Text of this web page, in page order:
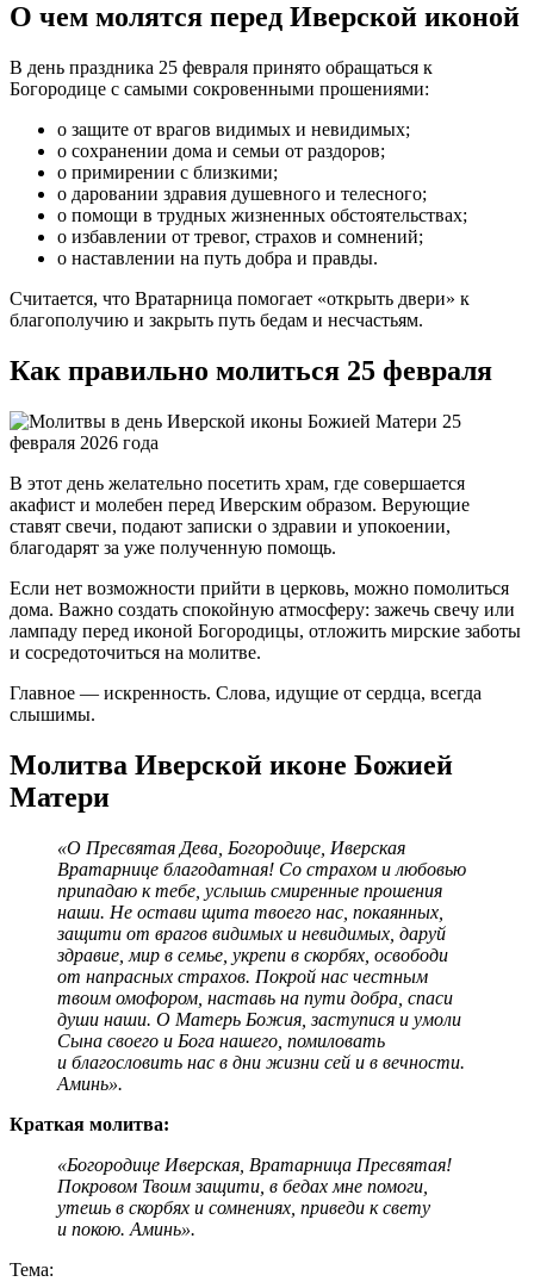
О чем молятся перед Иверской иконой
В день праздника 25 февраля принято обращаться к
Богородице с самыми сокровенными прошениями:
о защите от врагов видимых и невидимых;
о сохранении дома и семьи от раздоров;
о примирении с близкими;
о даровании здравия душевного и телесного;
о помощи в трудных жизненных обстоятельствах;
о избавлении от тревог, страхов и сомнений;
о наставлении на путь добра и правды.
Считается, что Вратарница помогает «открыть двери» к
благополучию и закрыть путь бедам и несчастьям.
Как правильно молиться 25 февраля
В этот день желательно посетить храм, где совершается
акафист и молебен перед Иверским образом. Верующие
ставят свечи, подают записки о здравии и упокоении,
благодарят за уже полученную помощь.
Если нет возможности прийти в церковь, можно помолиться
дома. Важно создать спокойную атмосферу: зажечь свечу или
лампаду перед иконой Богородицы, отложить мирские заботы
и сосредоточиться на молитве.
Главное — искренность. Слова, идущие от сердца, всегда
слышимы.
Молитва Иверской иконе Божией
Матери
«О Пресвятая Дева, Богородице, Иверская
Вратарнице благодатная! Со страхом и любовью
припадаю к тебе, услышь смиренные прошения
наши. Не остави щита твоего нас, покаянных,
защити от врагов видимых и невидимых, даруй
здравие, мир в семье, укрепи в скорбях, освободи
от напрасных страхов. Покрой нас честным
твоим омофором, наставь на пути добра, спаси
души наши. О Матерь Божия, заступися и умоли
Сына своего и Бога нашего, помиловать
и благословить нас в дни жизни сей и в вечности.
Аминь».
Краткая молитва:
«Богородице Иверская, Вратарница Пресвятая!
Покровом Твоим защити, в бедах мне помоги,
утешь в скорбях и сомнениях, приведи к свету
и покою. Аминь».
Тема: